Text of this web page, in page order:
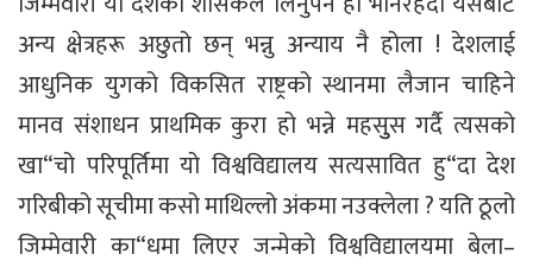
अन्य क्षेत्रहरू अछुतो छन् भन्नु अन्याय नै होला ! देशलाई
आधुनिक युगको विकसित राष्ट्रको स्थानमा लैजान चाहिने
मानव संशाधन प्राथमिक कुरा हो भन्ने महसुुस गर्दै त्यसको
खा“चो परिपूर्तिमा यो विश्वविद्यालय सत्यसावित हु“दा देश
गरिबीको सूचीमा कसो माथिल्लो अंकमा नउक्लेला ? यति ठूलो
जिम्मेवारी का“धमा लिएर जन्मेको विश्वविद्यालयमा बेला–